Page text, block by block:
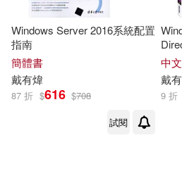
Windows Server 2016系統配置
指南
簡體書
戴有煒
87 折 $616 $708
試閱
中
戴
9 折